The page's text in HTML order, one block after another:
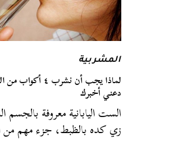
المشربية
لماذا يجب أن
دعني أخبرك
الست اليابانية معروفة
زي كده بالظبط، جزء مهم من